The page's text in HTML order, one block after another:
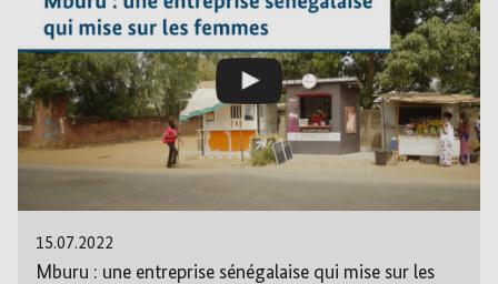
15.07.2022
Mburu : une entreprise sénégalaise qui mise sur les